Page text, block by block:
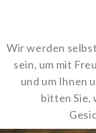
Wir werden
sein, um mit
und um Ihnen
bitten Sie,